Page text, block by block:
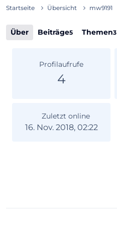
Startseite Übersicht mw9191
Über Beiträge5 Themen3
Profilaufrufe
4
Zuletzt online
16. Nov. 2018, 02:22